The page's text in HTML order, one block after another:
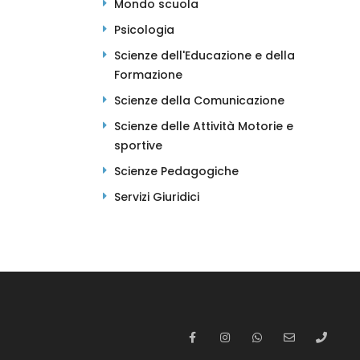
Mondo scuola
Psicologia
Scienze dell'Educazione e della
Formazione
Scienze della Comunicazione
Scienze delle Attività Motorie e
sportive
Scienze Pedagogiche
Servizi Giuridici